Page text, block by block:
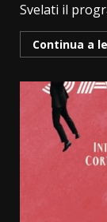
Svelati il
Continua a